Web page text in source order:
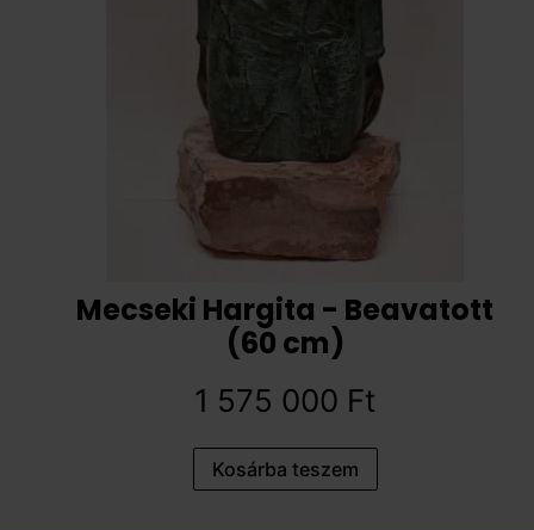
Mecseki Hargita - Beavatott
(60 cm)
1 575 000 Ft
Kosárba teszem